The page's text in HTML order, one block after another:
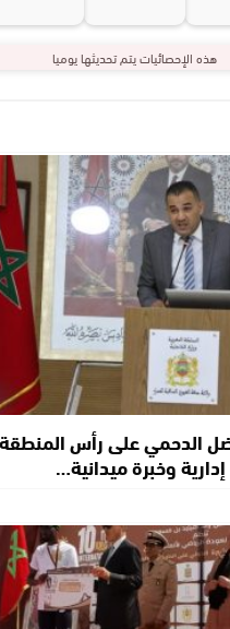
هذه الإحصائيات يتم تحديثها يوميا
الدحمي على رأس
وخبرة ميدانية…